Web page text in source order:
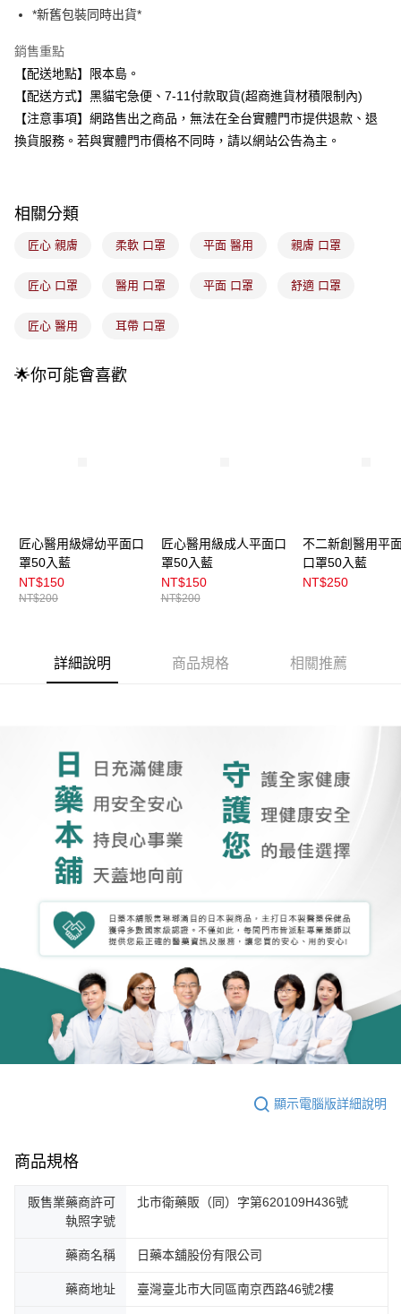
大哥付你分期
【大哥付你分期使用說明】
1.本服務由台灣大哥大提供，台灣大哥大用戶可立即使用無須另外申請。
2.付款方式選擇「大哥付你分期」，訂單成立後會自動跳轉到大哥付的交易
流程，驗證手機門號後，選擇欲分期的期數、繳款截止日，確認付款後即完
成交易。
3.實際核准額度、可分期數及費用金額請依後續交易確認頁面所載為準。
【繳款方式說明】
1.分期款項不併入電信帳單，「大哥付你分期」於每月結算日後寄送繳費提
醒簡訊。
2.透過簡訊連結打開帳單後，可選擇「超商條碼／台灣大直營門市／銀行轉
1.本服務係由「台灣大哥大股份有限公司」（以下簡稱本公司）所提供，讓
用戶於交易時，得透過本服務購買商品或服務，並由商店將買賣／分期付款
2.基於同意付款使用「大哥付你分期」之契約關係目的，商店將以您的個人
資料（包含姓名、電話或地址）提供予台灣大哥大進項蒐集、處理及利用，
ATM付款
運送方式
全家取貨付款
付款後全家取貨
每筆NT$100，滿NT$899(含以上)免運費
付款後7-11取貨
宅配
*新舊包裝同時出貨*
銷售重點
【配送地點】限本島。
【配送方式】黑貓宅急便、7-11付款取貨(超商進貨材積限制內)
【注意事項】網路售出之商品，無法在全台實體門市提供退款、退
換貨服務。若與實體門市價格不同時，請以網站公告為主。
相關分類
匠心 親膚 柔軟 口罩 平面 醫用 親膚 口罩
匠心 口罩 醫用 口罩 平面 口罩 舒適 口罩
匠心 醫用 耳帶 口罩
🌟你可能會喜歡
匠心醫用級婦幼平面口
罩50入藍
NT$150
NT$200
匠心醫用級成人平面口
罩50入藍
NT$150
NT$200
不二新創醫用平
口罩50入藍
NT$250
詳細說明 商品規格 相關推薦
顯示電腦版詳細說明
商品規格
販售業藥商許可
執照字號
北市衛藥販（同）字第620109H436號
藥商名稱 日藥本舖股份有限公司
藥商地址 臺灣臺北市大同區南京西路46號2樓